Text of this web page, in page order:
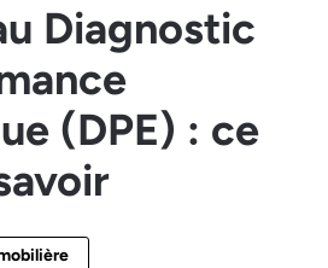
Diagnostic
(DPE) : ce